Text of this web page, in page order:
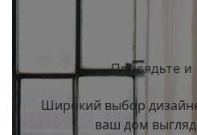
Присядьте и
Широкий выбор
ваш дом